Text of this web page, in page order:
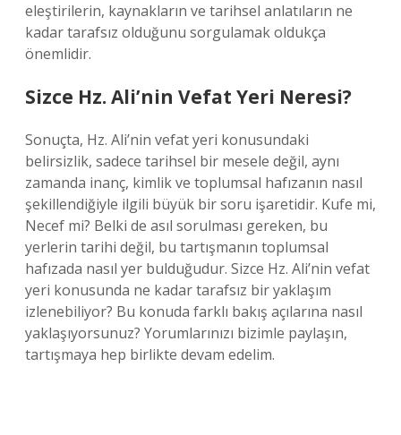
eleştirilerin, kaynakların ve tarihsel anlatıların ne
kadar tarafsız olduğunu sorgulamak oldukça
önemlidir.
Sizce Hz. Ali’nin Vefat Yeri Neresi?
Sonuçta, Hz. Ali’nin vefat yeri konusundaki
belirsizlik, sadece tarihsel bir mesele değil, aynı
zamanda inanç, kimlik ve toplumsal hafızanın nasıl
şekillendiğiyle ilgili büyük bir soru işaretidir. Kufe mi,
Necef mi? Belki de asıl sorulması gereken, bu
yerlerin tarihi değil, bu tartışmanın toplumsal
hafızada nasıl yer bulduğudur. Sizce Hz. Ali’nin vefat
yeri konusunda ne kadar tarafsız bir yaklaşım
izlenebiliyor? Bu konuda farklı bakış açılarına nasıl
yaklaşıyorsunuz? Yorumlarınızı bizimle paylaşın,
tartışmaya hep birlikte devam edelim.